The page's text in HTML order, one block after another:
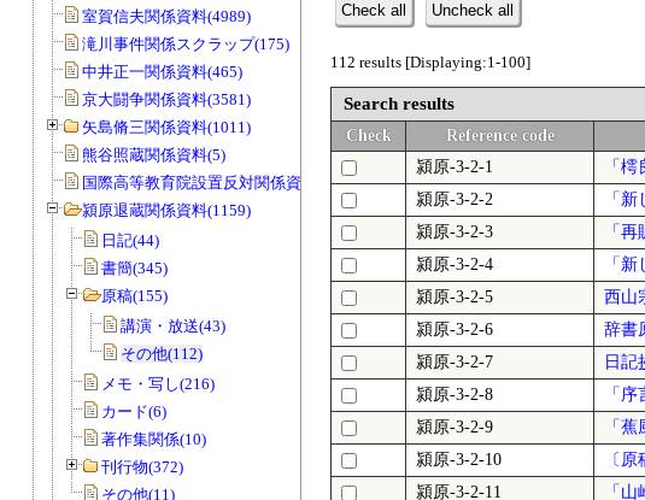
室賀信夫関係資料(4989)
滝川事件関係スクラップ(175)
中井正一関係資料(465)
京大闘争関係資料(3581)
矢島脩三関係資料(1011)
熊谷照蔵関係資料(5)
国際高等教育院設置反対関係資料(20)
潁原退蔵関係資料(1159)
日記(44)
書簡(345)
原稿(155)
講演・放送(43)
その他(112)
メモ・写し(216)
カード(6)
著作集関係(10)
刊行物(372)
その他(11)
Check all
Uncheck all
112 results [Displaying:1-100]
Search results
Check Reference code
潁原-3-2-1
「樗
潁原-3-2-2
「
潁原-3-2-3
「再
潁原-3-2-4
「新
潁原-3-2-5
西山
潁原-3-2-6
辞書
潁原-3-2-7
日記
潁原-3-2-8
「序
潁原-3-2-9
「蕉
潁原-3-2-10
〔原
潁原-3-2-11
「山